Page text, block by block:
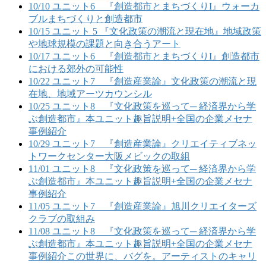
10/10 ユニット6 『創造都市とまちづくりI』ウォーカ
ブルまちづくりと創造都市
10/15 ユニット 5 『文化政策の潮流と現在地』地域政策
や地球規模の課題と向き合うアート
10/17 ユニット6 『創造都市とまちづくりI』創造都市
における郊外の可能性
10/22 ユニット7 『創造産業論』文化政策の潮流と現
在地、地域アーツカウンシル
10/25 ユニット8 『文化政策を巡って─ 経済界から学
ぶ創造都市』本ユニット趣旨説明+全国の企業メセナ
事例紹介
10/29 ユニット7 『創造産業論』クリエイティブネッ
トワークセンター大阪メビックの取組
11/01 ユニット8 『文化政策を巡って─ 経済界から学
ぶ創造都市』本ユニット趣旨説明+全国の企業メセナ
事例紹介
11/05 ユニット7 『創造産業論』旭川クリエイターズ
クラブの取組み
11/08 ユニット8 『文化政策を巡って─ 経済界から学
ぶ創造都市』本ユニット趣旨説明+全国の企業メセナ
事例紹介この世界に、バグを。アーティストのキャリ